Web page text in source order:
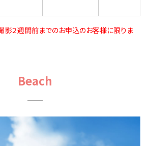
２週間前までのお申込のお客様に限りま
Beach